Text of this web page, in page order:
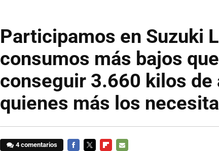
Participamos en Suzuki
consumos más bajos
conseguir 3.660 kilos de
quienes más los
4 comentarios